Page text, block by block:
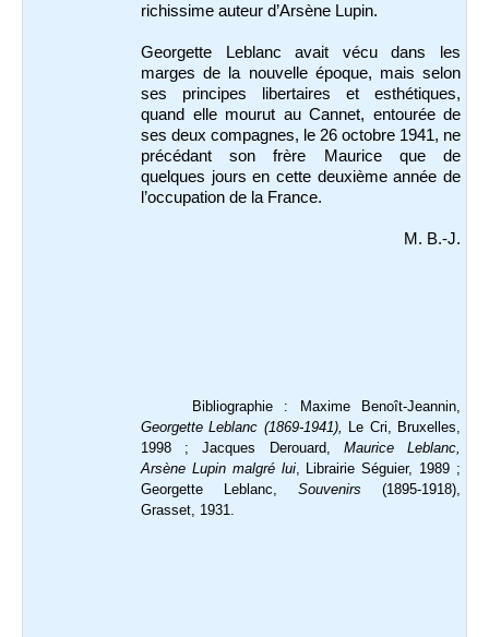
richissime auteur d’Arsène Lupin.
Georgette Leblanc avait vécu dans les
marges de la nouvelle époque, mais selon
ses principes libertaires et esthétiques,
quand elle mourut au Cannet, entourée de
ses deux compagnes, le 26 octobre 1941, ne
précédant son frère Maurice que de
quelques jours en cette deuxième année de
l’occupation de la France.
M. B.-J.
Bibliographie : Maxime Benoît-Jeannin,
Georgette Leblanc (1869-1941),
Le Cri, Bruxelles,
1998 ; Jacques Derouard, Maurice Leblanc,
Arsène Lupin malgré lui, Librairie Séguier, 1989 ;
Georgette Leblanc, Souvenirs (1895-1918),
Grasset, 1931.